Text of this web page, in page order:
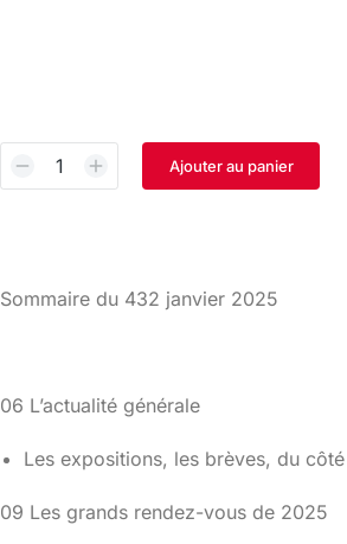
Ajouter au panier
Sommaire du 432 janvier 2025
06 L’actualité générale
Les expositions, les brèves, du
09 Les grands rendez-vous de 2025